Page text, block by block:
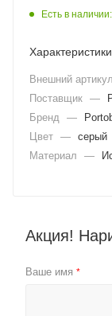
Есть в
Характеристики
Внешний артикул
Поставщик —
Бренд
—
Цвет — серый
Материал
—
Акция!
Ваше имя *